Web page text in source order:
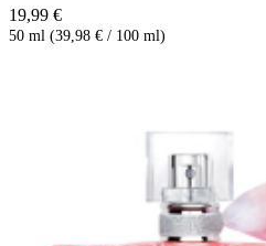
19,99 €
50 ml (39,98 € / 100 ml)